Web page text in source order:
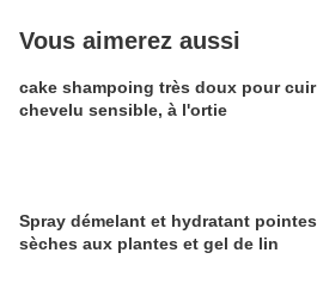
Vous aimerez aussi
cake shampoing très doux pour cuir
chevelu sensible, à l'ortie
Spray démelant et hydratant pointes
sèches aux plantes et gel de lin